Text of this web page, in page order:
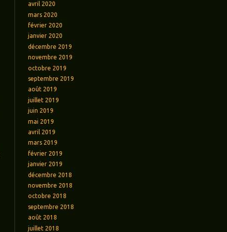
avril 2020
mars 2020
février 2020
janvier 2020
décembre 2019
novembre 2019
octobre 2019
septembre 2019
août 2019
juillet 2019
juin 2019
mai 2019
avril 2019
mars 2019
février 2019
janvier 2019
décembre 2018
novembre 2018
octobre 2018
septembre 2018
août 2018
juillet 2018